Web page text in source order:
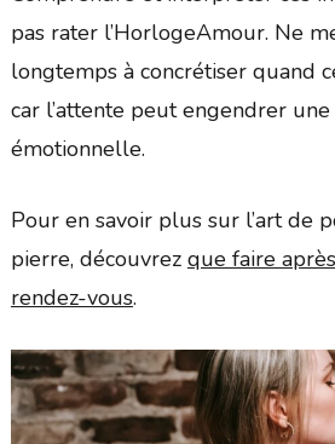
pas rater l’HorlogeAmour. Ne
longtemps à concrétiser quand
car l’attente peut engendrer
émotionnelle.
Pour en savoir plus sur l’art de
pierre, découvrez que faire
rendez-vous.